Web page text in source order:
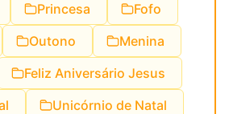
Princesa
Fofo
Outono
Menina
Feliz Aniversário Jesus
Unicórnio de Natal